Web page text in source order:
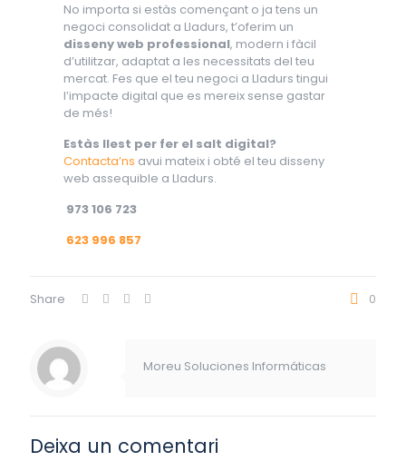
No importa si estàs començant o ja tens un
negoci consolidat a Lladurs, t’oferim un
disseny web professional, modern i fàcil
d’utilitzar, adaptat a les necessitats del teu
mercat. Fes que el teu negoci a Lladurs tingui
l’impacte digital que es mereix sense gastar
de més!
Estàs llest per fer el salt digital?
Contacta’ns avui mateix i obté el teu disseny
web assequible a Lladurs.
973 106 723
623 996 857
Share 0
Moreu Soluciones Informáticas
Deixa un comentari